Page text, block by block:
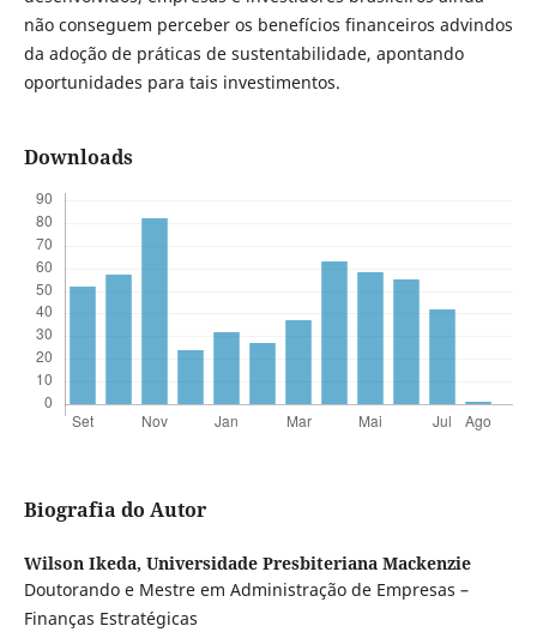
não conseguem perceber os benefícios financeiros advindos
da adoção de práticas de sustentabilidade, apontando
oportunidades para tais investimentos.
Downloads
Biografia do Autor
Wilson Ikeda, Universidade Presbiteriana Mackenzie
Doutorando e Mestre em Administração de Empresas –
Finanças Estratégicas